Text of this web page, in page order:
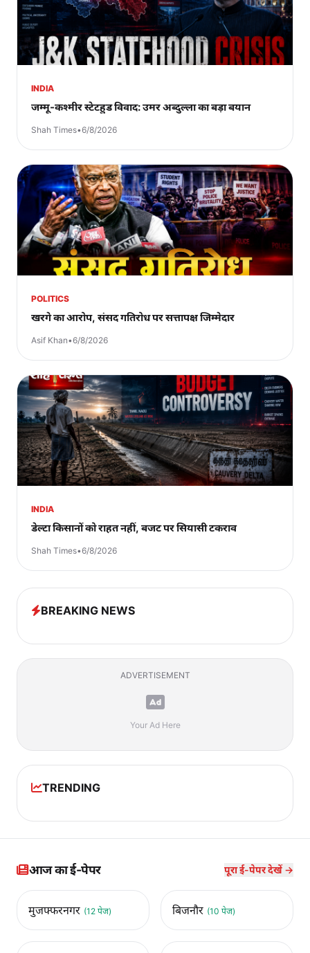
INDIA
जम्मू-कश्मीर स्टेटहुड विवाद: उमर अब्दुल्ला का बड़ा बयान
Shah Times•6/8/2026
POLITICS
खरगे का आरोप, संसद गतिरोध पर सत्तापक्ष जिम्मेदार
Asif Khan•6/8/2026
INDIA
डेल्टा किसानों को राहत नहीं, बजट पर सियासी टकराव
Shah Times•6/8/2026
BREAKING NEWS
ADVERTISEMENT
Your Ad Here
TRENDING
आज का ई-पेपर पूरा ई-पेपर देखें →
मुजफ्फरनगर (12 पेज) बिजनौर (10 पेज)